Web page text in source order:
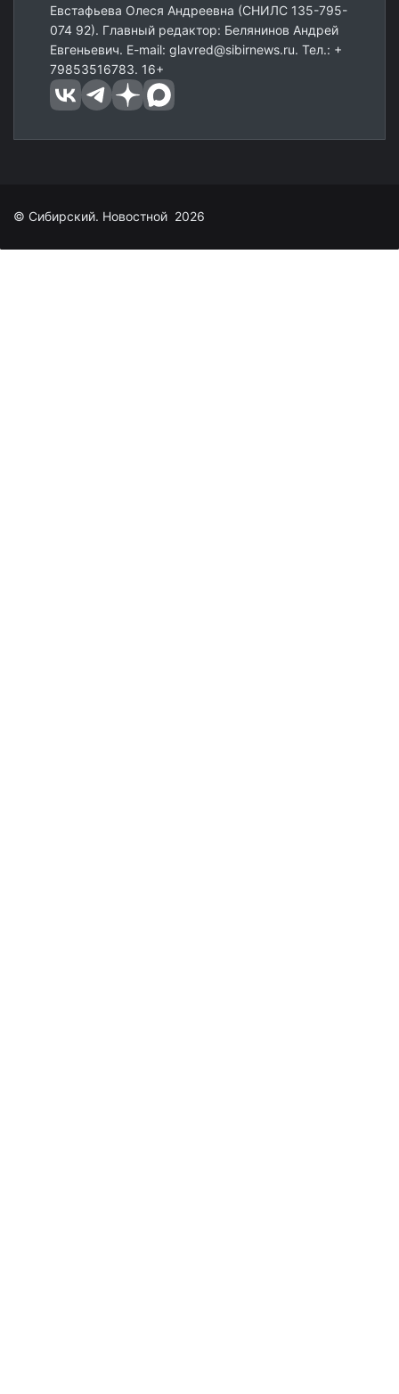
Евстафьева Олеся Андреевна (СНИЛС 135-795-
074 92). Главный редактор: Белянинов Андрей
Евгеньевич. E-mail: glavred@sibirnews.ru. Тел.: +
79853516783. 16+
© Сибирский. Новостной 2026